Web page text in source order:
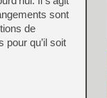
sont
de
pour qu’il soit